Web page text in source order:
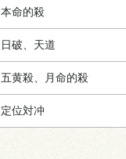
本命的殺
日破、 天道
五黄殺、月命的殺
定位対冲